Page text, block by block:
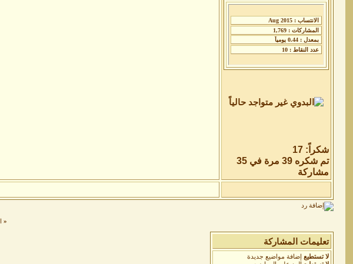
شكراً: 17
تم شكره 39 مرة في 35
مشاركة
«
تعليمات المشاركة
لا تستطيع
إضافة مواضيع جديدة